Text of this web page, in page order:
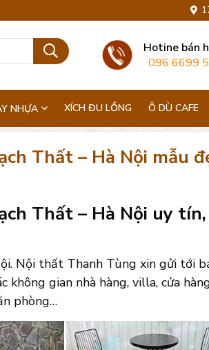
Hotine bán
096 6699
NHỰA XÍCH ĐU LỒNG Ô DÙ CAFE
Thất – Hà Nội mẫu
Thất – Hà Nội uy
Nội thất Thanh Tùng xin gửi tới
gian nhà hàng, villa, cửa
phòng…